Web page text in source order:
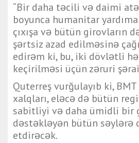
“Bir daha təcili və daimi
boyunca humanitar
çıxışa və bütün girovların
şərtsiz azad edilməsinə
edirəm ki, bu, iki dövlətli
keçirilməsi üçün zəruri
Quterreş vurğulayıb ki,
xalqları, eləcə də bütün
sabitliyi və daha ümidli bir
dəstəkləyən bütün səylərə
etdirəcək.